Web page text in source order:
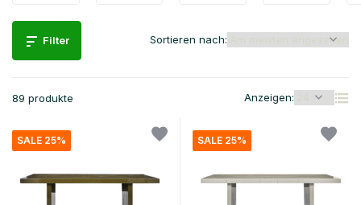
Filter
89 produkte Anzeigen:
Sortieren nach:
SALE 25% SALE 25%